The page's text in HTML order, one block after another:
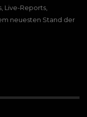
Live-Reports,
neuesten Stand der